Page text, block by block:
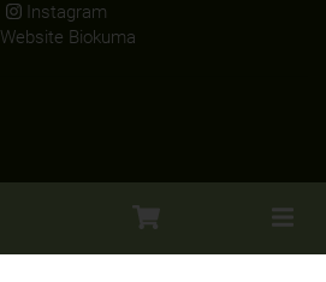
Instagram
Website Biokuma
Toggle
cart